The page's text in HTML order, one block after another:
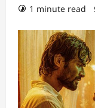
1 minute read